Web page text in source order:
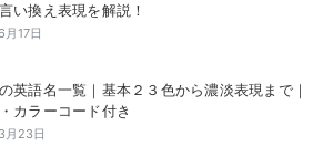
い換え表現を解説！
17日
の英語名一覧｜基本２３色から濃淡表現まで｜
カラーコード付き
月23日